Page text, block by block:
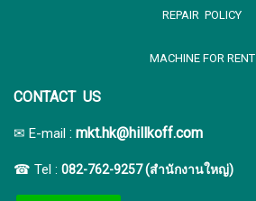
REPAIR POLICY
MACHINE FOR RENT
CONTACT US
✉ E-mail : mkt.hk@hillkoff.com
☎ Tel : 082-762-9257 (สำนักงานใหญ่)